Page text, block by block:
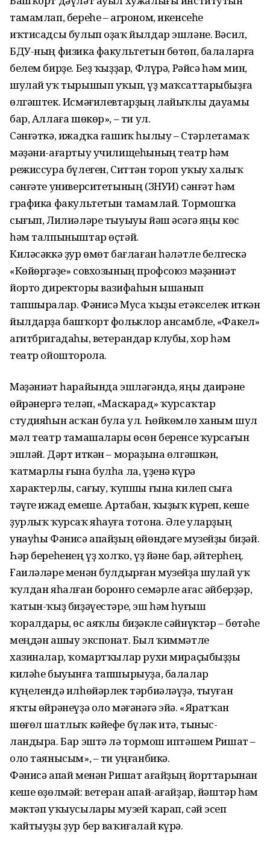
тамамлап, береһе – агроном, икенсеһе
иҡтисадсы булып оҙаҡ йылдар эшләне. Вәсил,
БДУ-ның физика факультетын бөтөп, балаларға
белем бирҙе. Беҙ ҡыҙҙар, Флүрә, Рәйсә һәм мин,
шулай уҡ тырышып уҡып, үҙ маҡсаттарыбыҙға
өлгәштек. Исмәғилевтарҙың лайыҡлы дауамы
бар, Аллаға шөкөр», – ти ул.
Сәнғәткә, ижадҡа ғашиҡ һылыу – Стәрлетамаҡ
мәҙәни-ағартыу училищеһының театр һәм
режиссура бүлеген, Ситтән тороп уҡыу халыҡ
сәнғәте университетының (ЗНУИ) сәнғәт һәм
графика факультетын тамамлай. Тормошҡа
сығып, Лилиәләре тыуыуы йәш әсәгә яңы көс
һәм талпыныштар өҫтәй.
Киләсәккә ҙур өмөт бағлаған һәләтле белгескә
«Көйөргәҙе» совхо­зының профсоюз мәҙәниәт
йорто директоры вазифаһын ышанып
тапшыралар. Фәнисә Муса ҡыҙы етәкселек иткән
йылдарҙа башҡорт фольклор ансамбле, «Факел»
агитбригадаһы, ветерандар клубы, хор һәм
театр ойошторола.
Мәҙәниәт һарайында эшләгәндә, яңы даирәне
өйрәнергә теләп, «Маскарад» ҡурсаҡтар
студияһын асҡан була ул. Һөйкөмлө ханым шул
мәл театр тамашалары өсөн беренсе ҡурсағын
эшләй. Дәрт иткән – мораҙына өлгәш­кән,
ҡатмарлы ғына булһа ла, үҙенә күрә
характерлы, сағыу, ҡупшы ғына килеп сыға
тәүге ижад емеше. Артабан, ҡыҙыҡ күреп, кеше
ҙурлыҡ ҡурсаҡ яһауға тотона. Әле уларҙың
унауһы Фәнисә апайҙың өйөндәге музейҙы биҙәй.
Һәр береһенең үҙ холҡо, үҙ йәне бар, әйтерһең.
Ғаиләләре менән булдырған музейҙа шулай уҡ
ҡулдан яһалған боронғо семәрле ағас әйберҙәр,
ҡатын-ҡыҙ биҙәүестәре, эш һәм һуғыш
ҡоралдары, өс аяҡлы биҙәкле сәйнүктәр – бөтәһе
меңдән ашыу экспонат. Был ҡиммәтле
хазиналар, ҡомартҡылар рухи мираҫыбыҙҙы
киләһе быуынға тапшырыуҙа, балалар
күңелендә илһөйәрлек тәрбиәләүҙә, тыуған
яҡты өйрәнеүҙә оло мәғәнәгә эйә. «Яратҡан
шөғөл шатлыҡ кәйефе бүләк итә, тыныс­
ландыра. Бар эштә лә тормош иптәшем Ришат –
оло таянысым», – ти уңғанбикә.
Фәнисә апай менән Ришат ағайҙың йорттарынан
кеше өҙөлмәй: ветеран апай-ағайҙар, йәштәр һәм
мәктәп уҡыусылары музей ҡарап, сәй эсеп
ҡайтыуҙы ҙур бер ваҡиғалай күрә.